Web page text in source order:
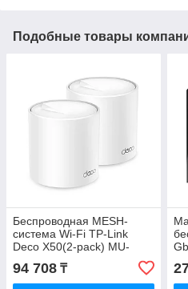
Подобные товары
Беспроводная MESH-
система Wi-Fi TP-Link
Deco X50(2-pack) MU-
MIMO AX3000 Wi-Fi 6
94 708 ₸